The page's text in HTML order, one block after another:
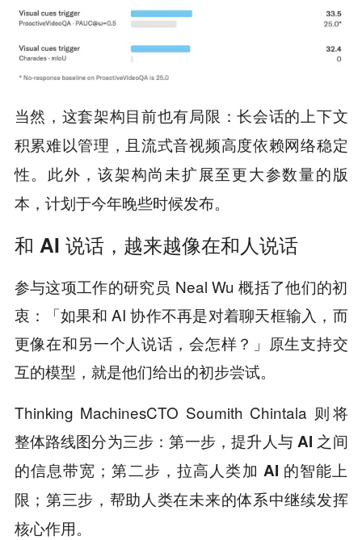
当然，这套架构目前也有局限：长会话的上下文
积累难以管理，且流式音视频高度依赖网络稳定
性。此外，该架构尚未扩展至更大参数量的版
本，计划于今年晚些时候发布。
和 AI 说话，越来越像在和人说话
参与这项工作的研究员 Neal Wu 概括了他们的初
衷：「如果和 AI 协作不再是对着聊天框输入，而
更像在和另一个人说话，会怎样？」原生支持交
互的模型，就是他们给出的初步尝试。
Thinking MachinesCTO Soumith Chintala 则将
整体路线图分为三步：第一步，提升人与 AI 之间
的信息带宽；第二步，拉高人类加 AI 的智能上
限；第三步，帮助人类在未来的体系中继续发挥
核心作用。